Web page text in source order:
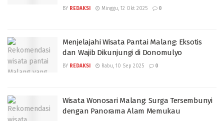
BY REDAKSI Minggu, 12 Okt 2025 0
Menjelajahi Wisata Pantai Malang: Eksotis
dan Wajib Dikunjungi di Donomulyo
BY REDAKSI Rabu, 10 Sep 2025 0
Wisata Wonosari Malang: Surga Tersembunyi
dengan Panorama Alam Memukau